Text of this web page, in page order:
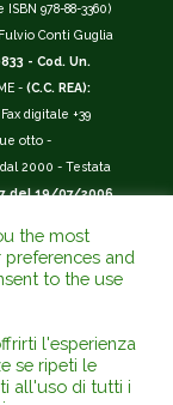
978-88-3360)
Conti Guglia
- Cod. Un.
- (C.C. REA):
digitale +39
otto -
2000 - Testata
del 19/07/2006
1974-9562
della Qualità della
( AVA
);
the most
and
to the use
l'esperienza
se ripeti le
all'uso di tutti i